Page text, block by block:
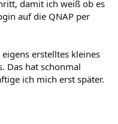
damit ich weiß ob es
auf die QNAP per
erstelltes kleines
Das hat schonmal
ich mich erst später.